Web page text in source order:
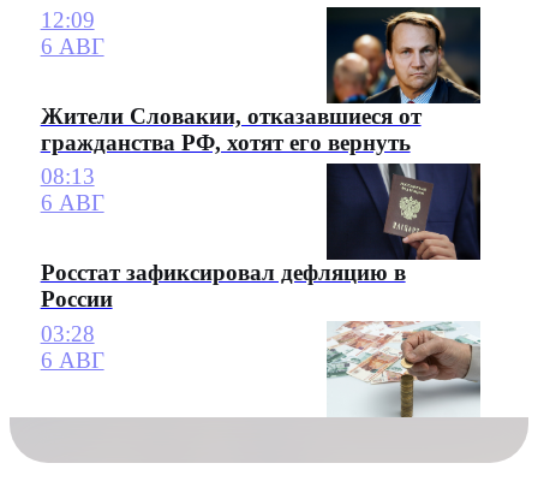
12:09
6 АВГ
Жители Словакии, отказавшиеся от
гражданства РФ, хотят его вернуть
08:13
6 АВГ
Росстат зафиксировал дефляцию в
России
03:28
6 АВГ